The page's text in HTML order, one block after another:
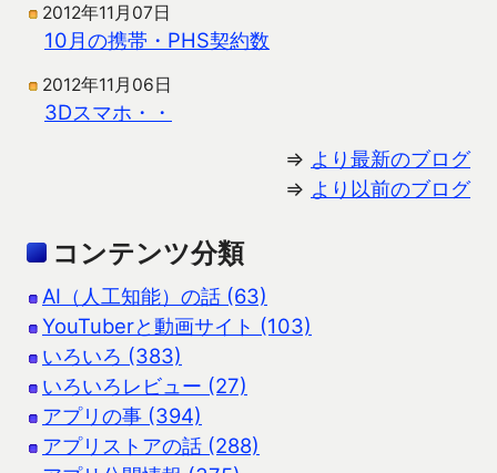
2012年11月07日
10月の携帯・PHS契約数
2012年11月06日
3Dスマホ・・
⇒ より最新のブログ
⇒ より以前のブログ
コンテンツ分類
AI（人工知能）の話 (63)
YouTuberと動画サイト (103)
いろいろ (383)
いろいろレビュー (27)
アプリの事 (394)
アプリストアの話 (288)